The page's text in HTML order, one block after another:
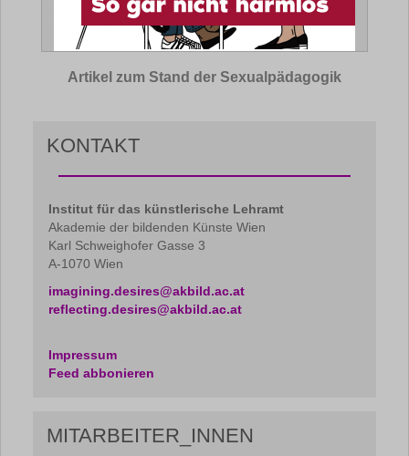
Artikel zum Stand der Sexualpädagogik
KONTAKT
Institut für das künstlerische Lehramt
Akademie der bildenden Künste Wien
Karl Schweighofer Gasse 3
A-1070 Wien
imagining.desires@akbild.ac.at
reflecting.desires@akbild.ac.at
Impressum
Feed abbonieren
MITARBEITER_INNEN